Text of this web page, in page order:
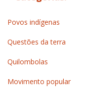
Povos indígenas
Questões da terra
Quilombolas
Movimento popular